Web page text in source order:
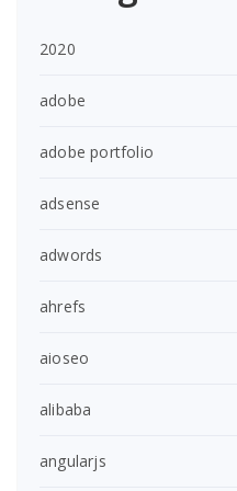
2020
adobe
adobe portfolio
adsense
adwords
ahrefs
aioseo
alibaba
angularjs